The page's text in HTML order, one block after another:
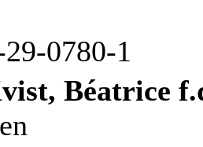
0780-1
Béatrice